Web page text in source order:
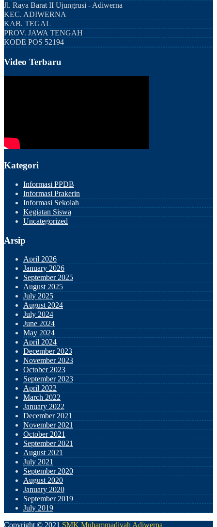
Jl. Raya Barat II Ujungrusi - Adiwerna
KEC. ADIWERNA
KAB. TEGAL
PROV. JAWA TENGAH
KODE POS 52194
Video Terbaru
Kategori
Informasi PPDB
Informasi Prakerin
Informasi Sekolah
Kegiatan Siswa
Uncategorized
Arsip
April 2026
January 2026
September 2025
August 2025
July 2025
August 2024
July 2024
June 2024
May 2024
April 2024
December 2023
November 2023
October 2023
September 2023
April 2022
March 2022
January 2022
December 2021
November 2021
October 2021
September 2021
August 2021
July 2021
September 2020
August 2020
January 2020
September 2019
July 2019
Copyright © 2021 SMK Muhammadiyah Adiwerna